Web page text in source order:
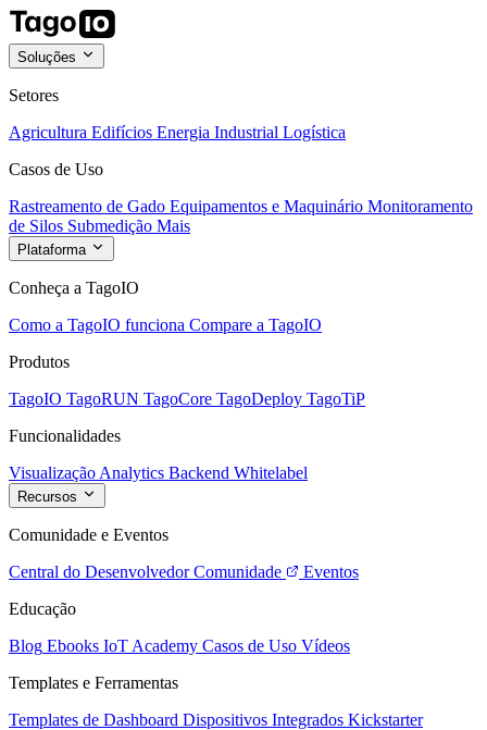
Soluções
Setores
Agricultura Edifícios Energia Industrial Logística
Casos de Uso
Rastreamento de Gado Equipamentos e Maquinário Monitoramento
de Silos Submedição Mais
Plataforma
Conheça a TagoIO
Como a TagoIO funciona Compare a TagoIO
Produtos
TagoIO TagoRUN TagoCore TagoDeploy TagoTiP
Funcionalidades
Visualização Analytics Backend Whitelabel
Recursos
Comunidade e Eventos
Central do Desenvolvedor Comunidade
Eventos
Educação
Blog Ebooks IoT Academy Casos de Uso Vídeos
Templates e Ferramentas
Templates de Dashboard Dispositivos Integrados Kickstarter